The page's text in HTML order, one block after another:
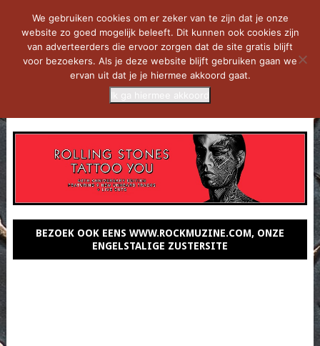
BEZOEK OOK EENS WWW.ROCKMUZINE.COM, ONZE
ENGELSTALIGE ZUSTERSITE
We gebruiken cookies om er zeker van te zijn dat je onze
website zo goed mogelijk beleeft. Dit kunnen ook cookies zijn
van adverteerders die ervoor zorgen dat de site gratis blijft
voor bezoekers. Als je deze website blijft gebruiken gaan we
ervan uit dat je je hiermee akkoord gaat.
Ik ga hiermee akkoord